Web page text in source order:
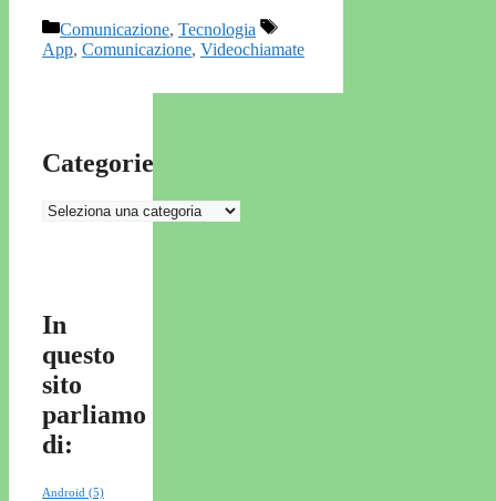
Categorie
Comunicazione, Tecnologia
Tag
App, Comunicazione, Videochiamate
Categorie
Categorie
In
questo
sito
parliamo
di:
Android (5)